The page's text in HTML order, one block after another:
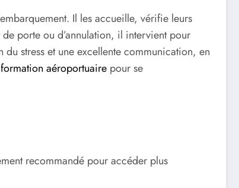
Il les accueille, vérifie leurs
porte ou d’annulation, il intervient pour
stress et une excellente communication, en
aéroportuaire pour se
recommandé pour accéder plus